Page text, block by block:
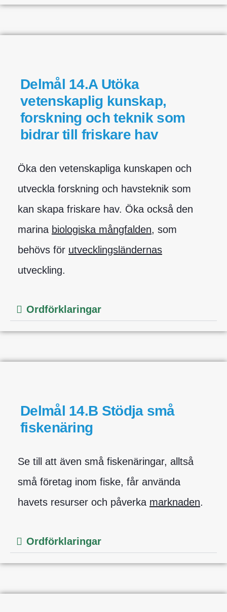
Delmål 14.A Utöka
vetenskaplig kunskap,
forskning och teknik som
bidrar till friskare hav
Öka den vetenskapliga kunskapen och
utveckla forskning och havsteknik som
kan skapa friskare hav. Öka också den
marina biologiska mångfalden, som
behövs för utvecklingsländernas
utveckling.
Ordförklaringar
Delmål 14.B Stödja små
fiskenäring
Se till att även små fiskenäringar, alltså
små företag inom fiske, får använda
havets resurser och påverka marknaden.
Ordförklaringar